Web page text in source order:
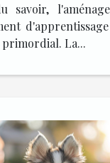
savoir,
primordial. La...